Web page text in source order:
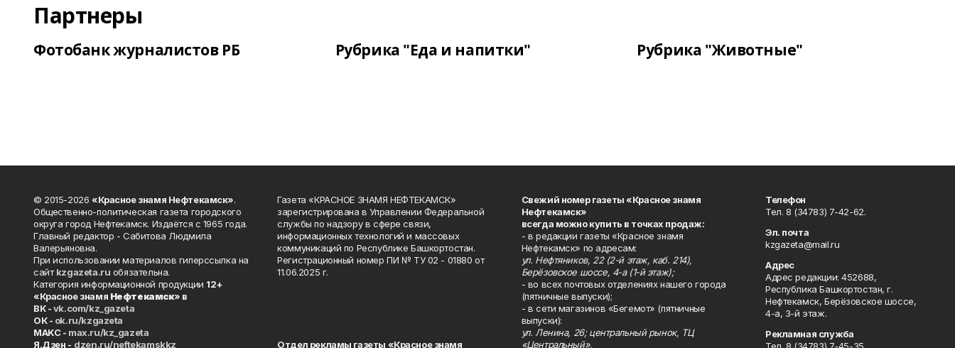
Партнеры
Фотобанк журналистов РБ Рубрика "Еда и напитки" Рубрика "Животные"
© 2015-2026 «Красное знамя Нефтекамск».
Общественно-политическая газета городского
округа город Нефтекамск. Издаётся с 1965 года.
Главный редактор - Сабитова Людмила
Валерьяновна.
При использовании материалов гиперссылка на
сайтkzgazeta.ru обязательна.
Категория информационной продукции 12+
«Красное знамя Нефтекамск» в
ВК -vk.com/kz_gazeta
ОК - ok.ru/kzgazeta
MAKC - max.ru/kz_gazeta
Я.Дзен - dzen.ru/neftekamskkz
Газета «КРАСНОЕ ЗНАМЯ НЕФТЕКАМСК»
зарегистрирована в Управлении Федеральной
службы по надзору в сфере связи,
информационных технологий и массовых
коммуникаций по Республике Башкортостан.
Регистрационный номер ПИ № ТУ 02 - 01880 от
11.06.2025 г.
Отдел рекламы газеты «Красное знамя
Свежий номер газеты «Красное знамя
Нефтекамск»
всегда можно купить в точках продаж:
- в редакции газеты «Красное знамя
Нефтекамск» по адресам:
ул. Нефтяников, 22 (2-й этаж, каб. 214),
Берёзовское шоссе, 4-а (1-й этаж);
- во всех почтовых отделениях нашего города
(пятничные выпуски);
- в сети магазинов «Бегемот» (пятничные
выпуски):
ул. Ленина, 26; центральный рынок, ТЦ
«Центральный»,
Телефон
Тел. 8 (34783) 7-42-62.
Эл. почта
kzgazeta@mail.ru
Адрес
Адрес редакции: 452688,
Республика Башкортостан, г.
Нефтекамск, Берёзовское шоссе,
4-а, 3-й этаж.
Рекламная служба
Тел. 8 (34783) 7-45-35.